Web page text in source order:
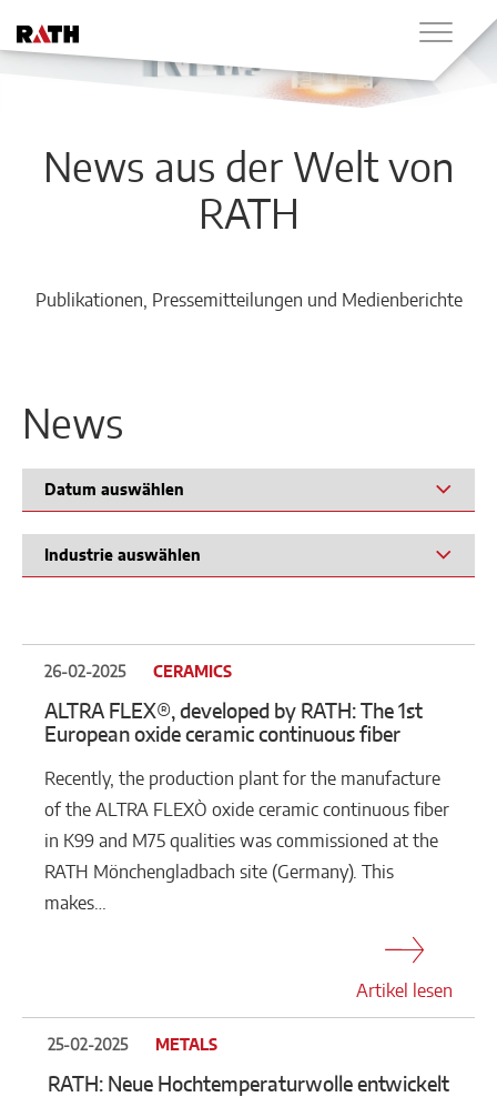
News aus der Welt von
RATH
Publikationen, Pressemitteilungen und Medienberichte
News
26-02-2025 CERAMICS
ALTRA FLEX®, developed by RATH: The 1st
European oxide ceramic continuous fiber
Recently, the production plant for the manufacture
of the ALTRA FLEXÒ oxide ceramic continuous fiber
in K99 and M75 qualities was commissioned at the
RATH Mönchengladbach site (Germany). This
makes…
Artikel lesen
25-02-2025 METALS
RATH: Neue Hochtemperaturwolle entwickelt